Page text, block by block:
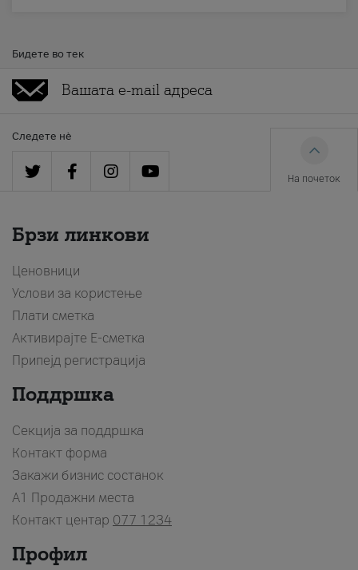
Бидете во тек
Следете нè
На почеток
Брзи линкови
Ценовници
Услови за користење
Плати сметка
Активирајте Е-сметка
Припејд регистрација
Поддршка
Секција за поддршка
Контакт форма
Закажи бизнис состанок
A1 Продажни места
Контакт центар 077 1234
Профил